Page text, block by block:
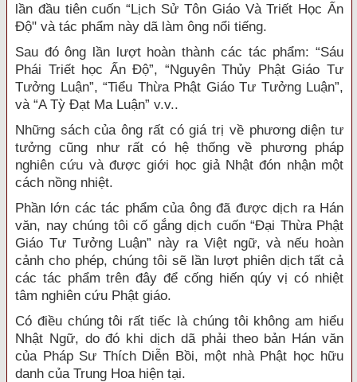
lần đầu tiên cuốn “Lịch Sử Tôn Giáo Và Triết Học Ấn
Độ" và tác phẩm này dã làm ông nổi tiếng.
Sau đó ông lần lượt hoàn thành các tác phẩm: “Sáu
Phái Triết học Ấn Độ”, “Nguyên Thủy Phật Giáo Tư
Tưởng Luận”, “Tiểu Thừa Phật Giáo Tư Tưởng Luận”,
và “A Tỳ Đạt Ma Luận” v.v..
Những sách của ông rất có giá trị về phương diện tư
tưởng cũng như rất có hệ thống về phương pháp
nghiên cứu và được giới học giả Nhật đón nhận một
cách nồng nhiệt.
Phần lớn các tác phẩm của ông đã được dịch ra Hán
văn, nay chúng tôi cố gắng dịch cuốn “Đại Thừa Phật
Giáo Tư Tưởng Luận” này ra Việt ngữ, và nếu hoàn
cảnh cho phép, chúng tôi sẽ lần lượt phiên dịch tất cả
các tác phẩm trên đây để cống hiến qúy vị có nhiệt
tâm nghiên cứu Phật giáo.
Có điều chúng tôi rất tiếc là chúng tôi không am hiểu
Nhật Ngữ, do đó khi dịch dã phải theo bản Hán văn
của Pháp Sư Thích Diễn Bồi, một nhà Phật học hữu
danh của Trung Hoa hiện tại.